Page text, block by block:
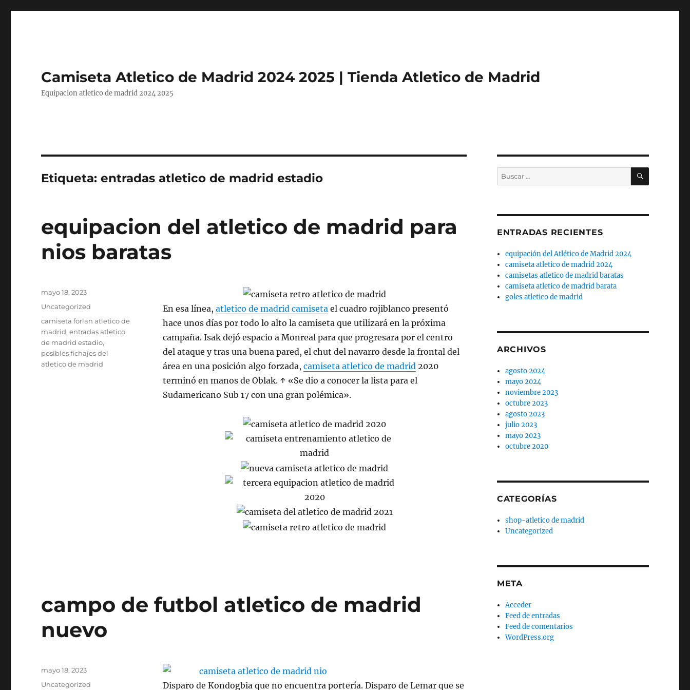
Camiseta Atletico de Madrid 2024 2025 | Tienda Atletico de Madrid
Equipacion atletico de madrid 2024 2025
Etiqueta:entradas atletico de madrid estadio
equipacion del atletico de madrid para
nios baratas
En esa línea, atletico de madrid camiseta el cuadro rojiblanco presentó
hace unos días por todo lo alto la camiseta que utilizará en la próxima
campaña. Isak dejó espacio a Monreal para que progresara por el centro
del ataque y tras una buena pared, el chut del navarro desde la frontal del
área en una posición algo forzada, camiseta atletico de madrid 2020
terminó en manos de Oblak. ↑ «Se dio a conocer la lista para el
Sudamericano Sub 17 con una gran polémica».
Publicado
mayo 18, 2023
Categorías
Uncategorized
Etiquetas
camiseta forlan atletico de
madrid,entradas atletico
de madrid estadio,
posibles fichajes del
atletico de madrid
campo de futbol atletico de madrid
nuevo
Disparo de Kondogbia que no encuentra portería. Disparo de Lemar que se
Publicado
mayo 18, 2023
Categorías
Uncategorized
Buscar
por:
BUSCAR
ENTRADAS RECIENTES
equipación del Atlético de Madrid 2024
camiseta atletico de madrid 2024
camisetas atletico de madrid baratas
camiseta atletico de madrid barata
goles atletico de madrid
ARCHIVOS
agosto 2024
mayo 2024
noviembre 2023
octubre 2023
agosto 2023
julio 2023
mayo 2023
octubre 2020
CATEGORÍAS
shop-atletico de madrid
Uncategorized
META
Acceder
Feed de entradas
Feed de comentarios
WordPress.org